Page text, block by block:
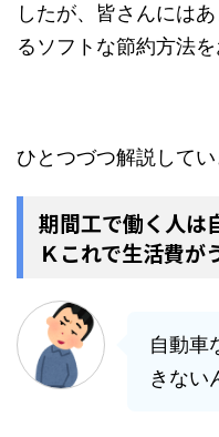
したが、皆さんには
るソフトな節約方法を
ひとつづつ解説してい
期間工で働く人は
Ｋこれで生活費が
自動車
きない